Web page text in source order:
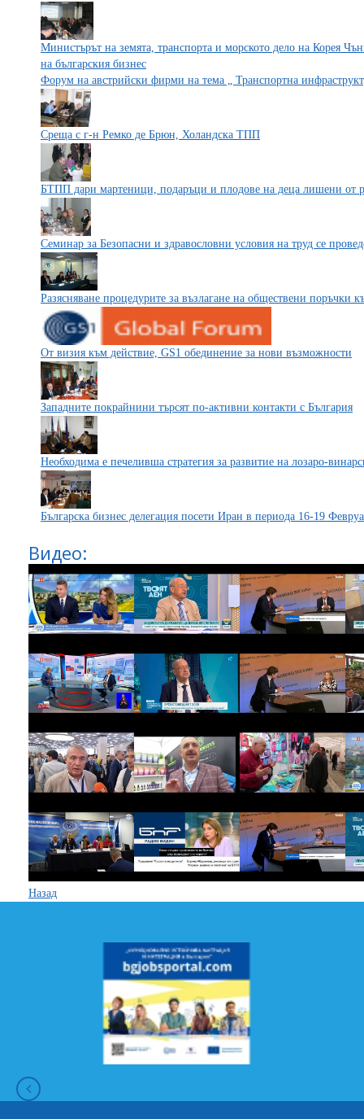
Министърът на земята, транспорта и морското дело на Корея
на българския бизнес
Форум на австрийски фирми на тема „ Транспортна
Среща с г-н Ремко де Брюн, Холандска ТПП
БТПП дари мартеници, подаръци и плодове на деца лишени от
Семинар за Безопасни и здравословни условия на труд се
Разясняване процедурите за възлагане на обществени поръчки
От визия към действие, GS1 обединение за нови възможности
Западните покрайнини търсят по-активни контакти с България
Необходима е печеливша стратегия за развитие на лозаро-
Българска бизнес делегация посети Иран в периода 16-19
Видео:
Назад